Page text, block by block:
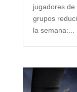
jugadores de
grupos
la semana:...